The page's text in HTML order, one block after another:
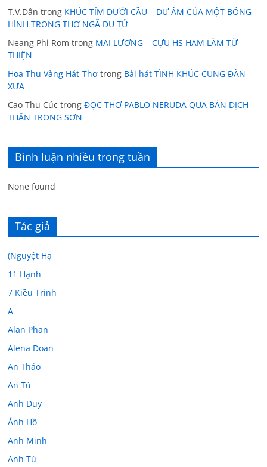
T.V.Dân trong KHÚC TÍM DƯỚI CẦU – DƯ ÂM CỦA MỘT BÓNG
HÌNH TRONG THƠ NGÃ DU TỬ
Neang Phi Rom trong MAI LƯƠNG – CỰU HS HAM LÀM TỪ
THIỆN
Hoa Thu Vàng Hát-Thơ trong Bài hát TÌNH KHÚC CUNG ĐÀN
XƯA
Cao Thu Cúc trongĐỌC THƠ PABLO NERUDA QUA BẢN DỊCH
THÂN TRONG SƠN
Bình luận nhiều trong tuần
None found
Tác giả
(Nguyệt Hạ
11 Hạnh
7 Kiều Trinh
A
Alan Phan
Alena Doan
An Thảo
An Tú
Anh Duy
Ánh Hồ
Anh Minh
Anh Tú